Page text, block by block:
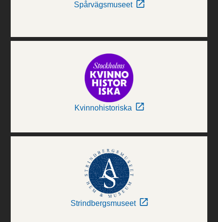
Spårvägsmuseet
Kvinnohistoriska
Strindbergsmuseet